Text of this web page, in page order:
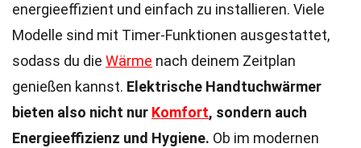
energieeffizient und einfach zu installieren. Viele
Modelle sind mit Timer-Funktionen ausgestattet,
sodass du die Wärme nach deinem Zeitplan
genießen kannst. Elektrische Handtuchwärmer
bieten also nicht nur Komfort, sondern auch
Energieeffizienz und Hygiene. Ob im modernen